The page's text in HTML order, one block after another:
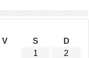
V S
D
1
2